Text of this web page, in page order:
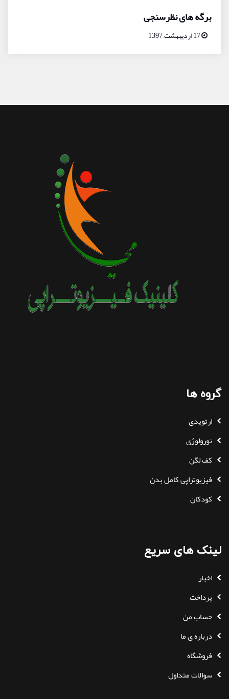
برگه های نظرسنجی
گروه ها
ارتوپدی
نورولوژی
کف لگن
فیزیوتراپی کامل بدن
کودکان
لینک های سریع
اخبار
پرداخت
حساب من
درباره ی ما
فروشگاه
سوالات متداول